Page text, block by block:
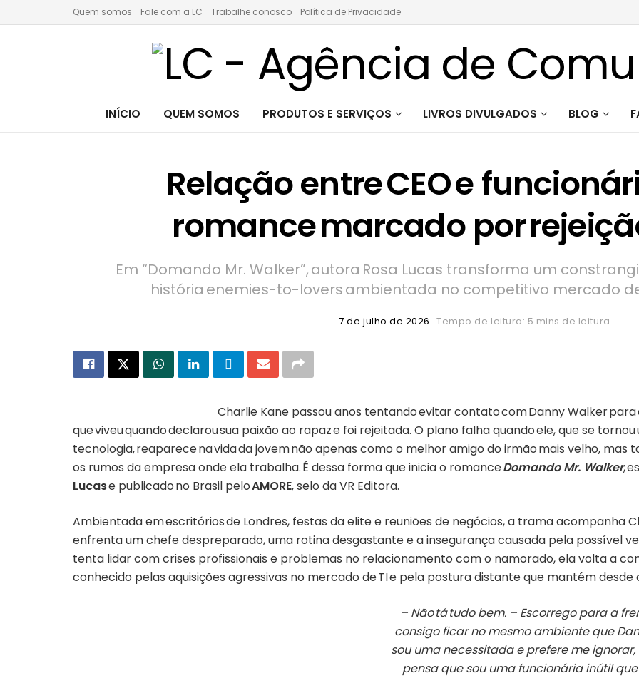
Quem somos Fale com a LC Trabalhe conosco Política de Privacidade
INÍCIO QUEM SOMOS PRODUTOS E SERVIÇOS LIVROS DIVULGADOS BLOG
Relação entre CEO e
romance marcado por
Em “Domando Mr. Walker”, autora Rosa Lucas transforma um
história enemies-to-lovers ambientada no competitivo mercado
7 de julho de 2026 Tempo de leitura: 5 mins de leitura
Charlie Kane passou anos tentando evitar contato com Danny Walker
que viveu quando declarou sua paixão ao rapaz e foi rejeitada. O plano falha quando ele, que se
tecnologia, reaparece na vida da jovem não apenas como o melhor amigo do irmão mais velho, mas
os rumos da empresa onde ela trabalha. É dessa forma que inicia o romanceDomando Mr. Walker,
Lucase publicado no Brasil peloAMORE, selo da VR Editora.
Ambientada em escritórios de Londres, festas da elite e reuniões de negócios, a trama acompanha
enfrenta um chefe despreparado, uma rotina desgastante e a insegurança causada pela possível
tenta lidar com crises profissionais e problemas no relacionamento com o namorado, ela volta a
conhecido pelas aquisições agressivas no mercado de TI e pela postura distante que mantém
– Não tá tudo bem. – Escorrego para a
consigo ficar no mesmo ambiente que
sou uma necessitada e prefere me
pensa que sou uma funcionária inútil